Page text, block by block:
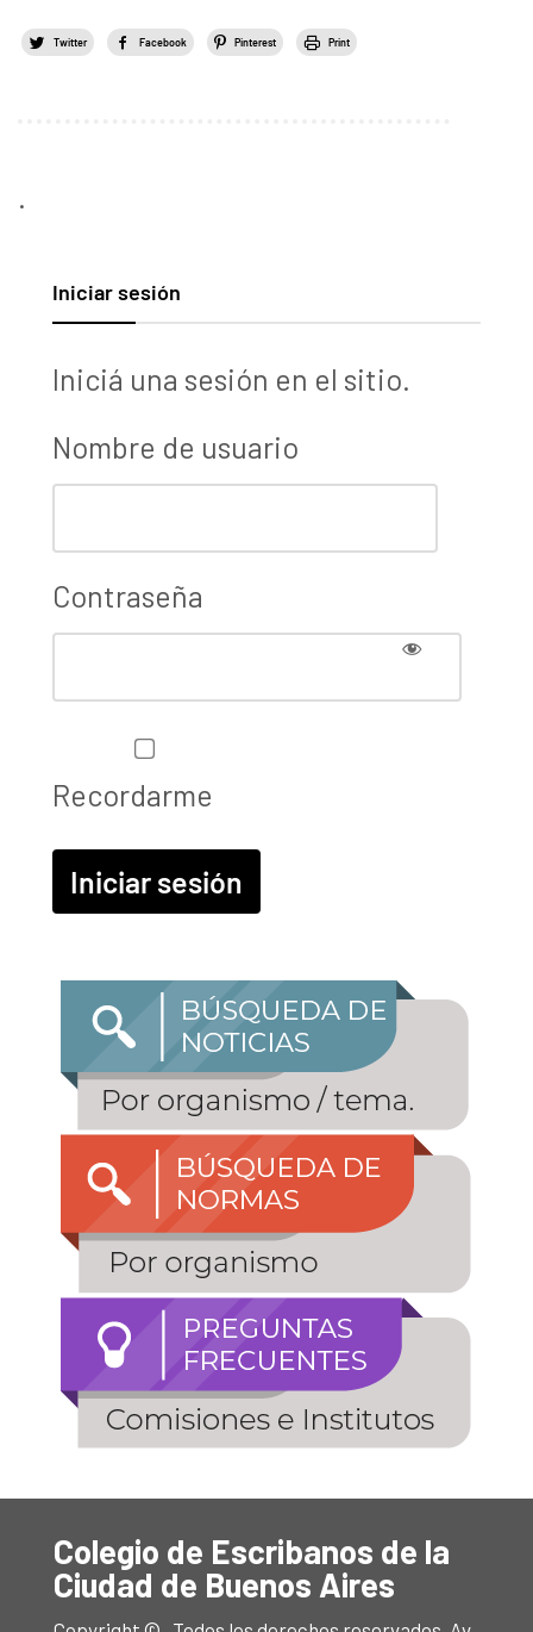
Twitter Facebook Pinterest Print
.
Iniciar sesión
Iniciá una sesión en el sitio.
Nombre de usuario
Contraseña
Recordarme
Colegio de Escribanos de la
Ciudad de Buenos Aires